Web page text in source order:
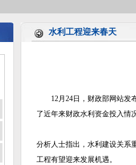
水利工程迎来春天
12月24日，财政部网站发布
了近年来财政水利资金投入情
分析人士指出，水利建设关系
工程有望迎来发展机遇。